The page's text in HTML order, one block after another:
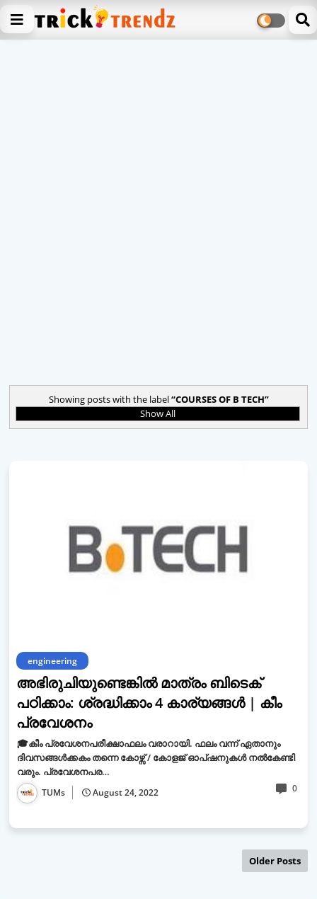
Showing posts with the label COURSES OF B TECH
Show All
engineering
അഭിരുചിയുണ്ടെങ്കിൽ മാത്രം ബിടെക്
പഠിക്കാം: ശ്രദ്ധിക്കാം 4 കാര്യങ്ങൾ | കീം
പ്രവേശനം
🎓കീം പ്രവേശനപരീക്ഷാഫലം വരാറായി. ഫലം വന്ന് ഏതാനും
ദിവസങ്ങൾക്കകം തന്നെ കോഴ്സ് / കോളജ് ഓപ്‌ഷനുകൾ നൽകേണ്ടി
വരും. പ്രവേശനപര…
TUMs August 24, 2022 0
Older Posts